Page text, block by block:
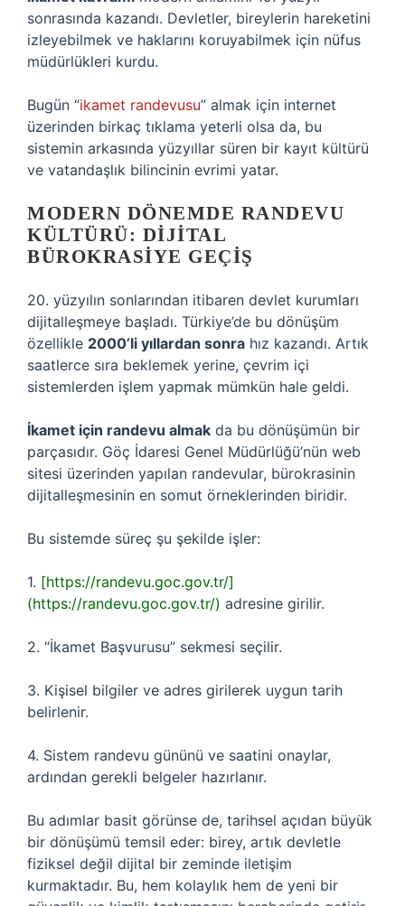
sonrasında kazandı. Devletler, bireylerin hareketini
izleyebilmek ve haklarını koruyabilmek için nüfus
müdürlükleri kurdu.
Bugün “ikamet randevusu” almak için internet
üzerinden birkaç tıklama yeterli olsa da, bu
sistemin arkasında yüzyıllar süren bir kayıt kültürü
ve vatandaşlık bilincinin evrimi yatar.
MODERN DÖNEMDE RANDEVU
KÜLTÜRÜ: DIJITAL
BÜROKRASIYE GEÇIŞ
20. yüzyılın sonlarından itibaren devlet kurumları
dijitalleşmeye başladı. Türkiye’de bu dönüşüm
özellikle 2000’li yıllardan sonra hız kazandı. Artık
saatlerce sıra beklemek yerine, çevrim içi
sistemlerden işlem yapmak mümkün hale geldi.
İkamet için randevu almak da bu dönüşümün bir
parçasıdır. Göç İdaresi Genel Müdürlüğü’nün web
sitesi üzerinden yapılan randevular, bürokrasinin
dijitalleşmesinin en somut örneklerinden biridir.
Bu sistemde süreç şu şekilde işler:
1. [https://randevu.goc.gov.tr/]
(https://randevu.goc.gov.tr/) adresine girilir.
2. “İkamet Başvurusu” sekmesi seçilir.
3. Kişisel bilgiler ve adres girilerek uygun tarih
belirlenir.
4. Sistem randevu gününü ve saatini onaylar,
ardından gerekli belgeler hazırlanır.
Bu adımlar basit görünse de, tarihsel açıdan büyük
bir dönüşümü temsil eder: birey, artık devletle
fiziksel değil dijital bir zeminde iletişim
kurmaktadır. Bu, hem kolaylık hem de yeni bir